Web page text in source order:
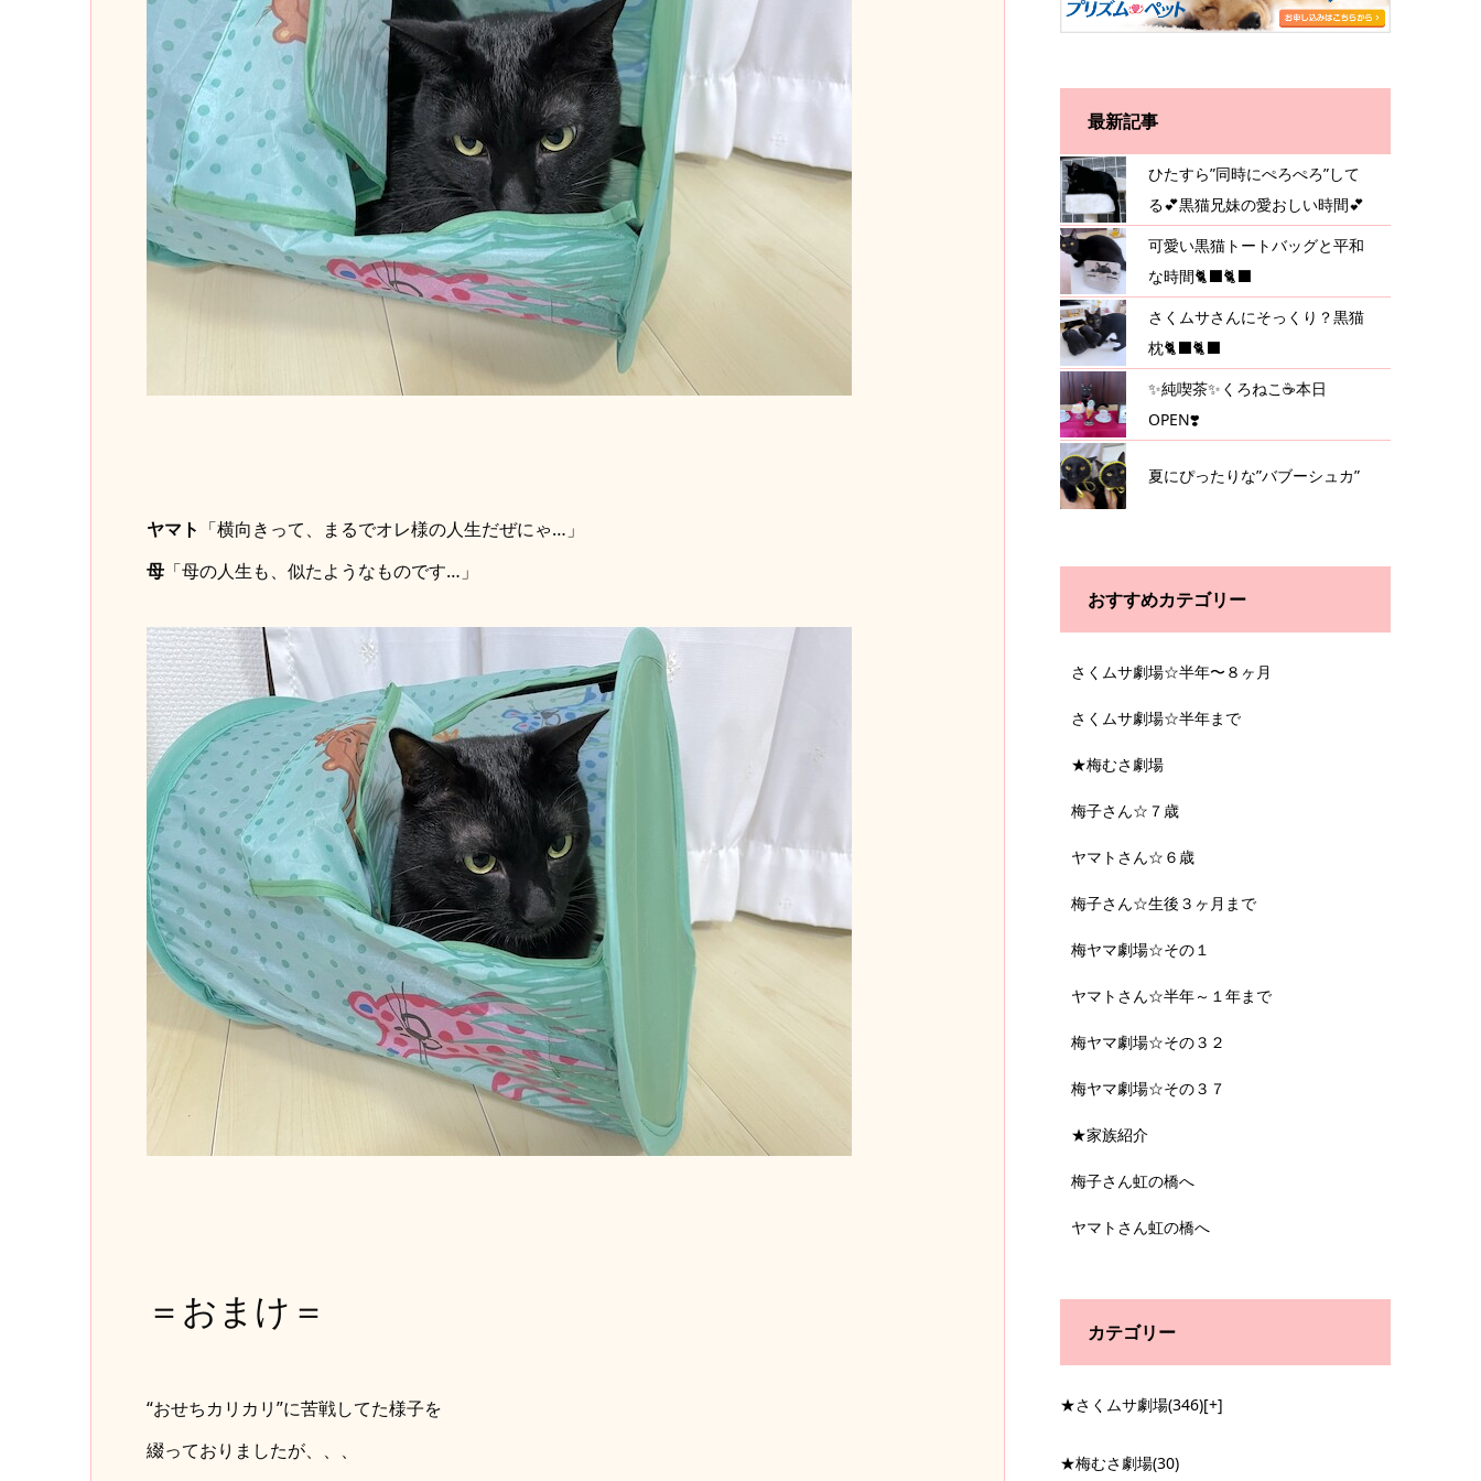
ヤマト 「横向きって、まるでオレ様の人生だぜにゃ…」
母「母の人生も、似たようなものです…」
＝おまけ＝
“おせちカリカリ”に苦戦してた様子を
綴っておりましたが、、、
最新記事
ひたすら”同時にぺろぺろ”して
る💕黒猫兄妹の愛おしい時間💕
可愛い黒猫トートバッグと平和
な時間🐈‍⬛🐈‍⬛
さくムサさんにそっくり？黒猫
枕🐈‍⬛🐈‍⬛
✨純喫茶✨くろねこ☕️本日
OPEN❣️
夏にぴったりな”バブーシュカ”
おすすめカテゴリー
さくムサ劇場☆半年〜８ヶ月
さくムサ劇場☆半年まで
★梅むさ劇場
梅子さん☆７歳
ヤマトさん☆６歳
梅子さん☆生後３ヶ月まで
梅ヤマ劇場☆その１
ヤマトさん☆半年～１年まで
梅ヤマ劇場☆その３２
梅ヤマ劇場☆その３７
★家族紹介
梅子さん虹の橋へ
ヤマトさん虹の橋へ
カテゴリー
★さくムサ劇場(346)[+]
★梅むさ劇場(30)